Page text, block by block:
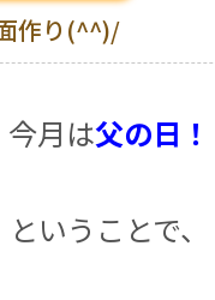
作り(^^)/
今月は父の日！
ということで、